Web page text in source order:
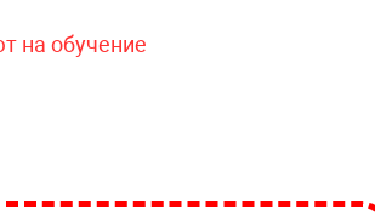
на обучение